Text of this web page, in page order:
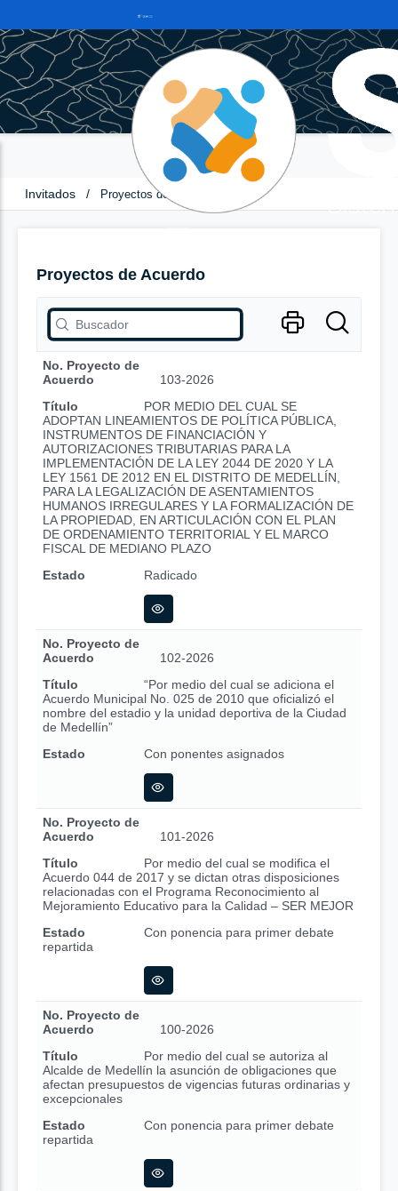
Invitados / Proyectos de Acuerdo
Proyectos de Acuerdo
No. Proyecto de
Acuerdo
103-2026
Título
POR MEDIO DEL CUAL SE
ADOPTAN LINEAMIENTOS DE POLÍTICA PÚBLICA,
INSTRUMENTOS DE FINANCIACIÓN Y
AUTORIZACIONES TRIBUTARIAS PARA LA
IMPLEMENTACIÓN DE LA LEY 2044 DE 2020 Y LA
LEY 1561 DE 2012 EN EL DISTRITO DE MEDELLÍN,
PARA LA LEGALIZACIÓN DE ASENTAMIENTOS
HUMANOS IRREGULARES Y LA FORMALIZACIÓN DE
LA PROPIEDAD, EN ARTICULACIÓN CON EL PLAN
DE ORDENAMIENTO TERRITORIAL Y EL MARCO
FISCAL DE MEDIANO PLAZO
Estado
Radicado
No. Proyecto de
Acuerdo
102-2026
Título
“Por medio del cual se adiciona el
Acuerdo Municipal No. 025 de 2010 que oficializó el
nombre del estadio y la unidad deportiva de la Ciudad
de Medellín”
Estado
Con ponentes asignados
No. Proyecto de
Acuerdo
101-2026
Título
Por medio del cual se modifica el
Acuerdo 044 de 2017 y se dictan otras disposiciones
relacionadas con el Programa Reconocimiento al
Mejoramiento Educativo para la Calidad – SER MEJOR
Estado
Con ponencia para primer debate
repartida
No. Proyecto de
Acuerdo
100-2026
Título
Por medio del cual se autoriza al
Alcalde de Medellín la asunción de obligaciones que
afectan presupuestos de vigencias futuras ordinarias y
excepcionales
Estado
Con ponencia para primer debate
repartida